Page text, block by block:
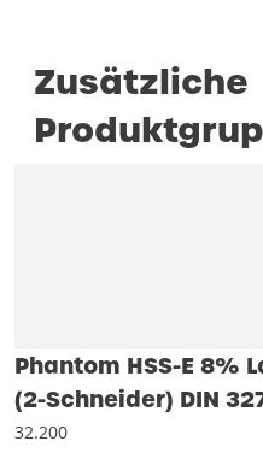
Zusätzliche
Phantom HSS-E 8%
(2-Schneider) DIN
32.200